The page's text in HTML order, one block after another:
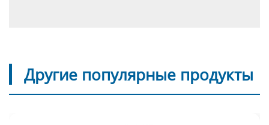
Другие популярные продукты